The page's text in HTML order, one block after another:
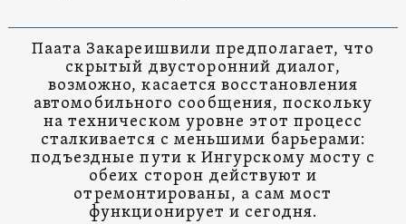
Паата Закареишвили предполагает, что
скрытый двусторонний диалог,
возможно, касается восстановления
автомобильного сообщения, поскольку
на техническом уровне этот процесс
сталкивается с меньшими барьерами:
подъездные пути к Ингурскому мосту с
обеих сторон действуют и
отремонтированы, а сам мост
функционирует и сегодня.